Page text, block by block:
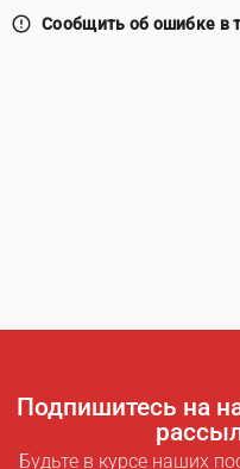
error_outline Сообщить об ошибке в
Подпишитесь на
Будьте в курсе наших